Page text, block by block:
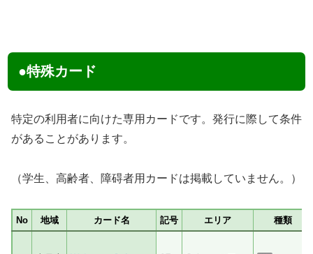
●特殊カード
特定の利用者に向けた専用カードです。発行に際して条件
があることがあります。
（学生、高齢者、障碍者用カードは掲載していません。）
No 地域 カード名 記号 エリア 種類